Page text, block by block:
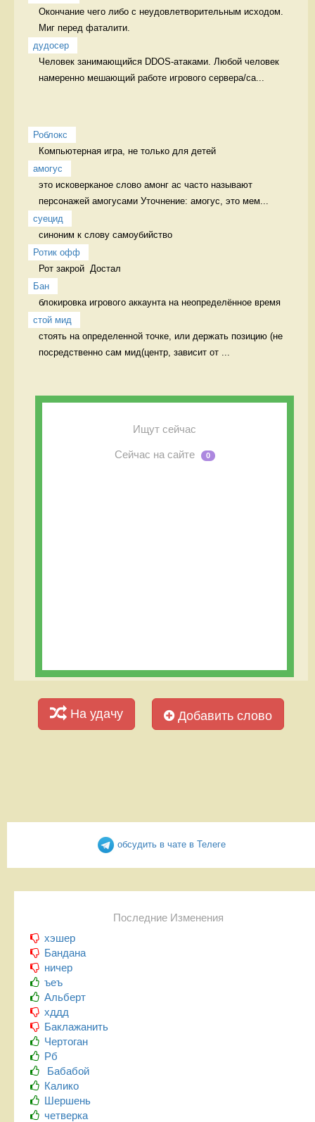
Окончание чего либо с неудовлетворительным исходом.
Миг перед фаталити.
дудосер
Человек занимающийся DDOS-атаками. Любой человек
намеренно мешающий работе игрового сервера/са...
Роблокс
Компьютерная игра, не только для детей
амогус
это исковерканое слово амонг ас часто называют
персонажей амогусами Уточнение: амогус, это мем...
суецид
синоним к слову самоубийство
Ротик офф
Рот закрой  Достал
Бан
блокировка игрового аккаунта на неопределённое время
стой мид
стоять на определенной точке, или держать позицию (не
посредственно сам мид(центр, зависит от ...
Ищут сейчас
Сейчас на сайте 0
На удачу Добавить слово
обсудить в чате в Телеге
Последние Изменения
хэшер
Бандана
ничер
ъеъ
Альберт
хддд
Баклажанить
Чертоган
Рб
Бабабой
Калико
Шершень
четверка